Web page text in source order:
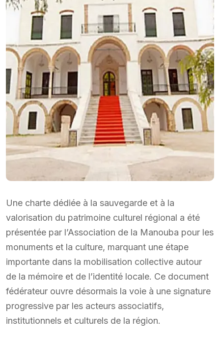
Une charte dédiée à la sauvegarde et à la
valorisation du patrimoine culturel régional a été
présentée par l’Association de la Manouba pour les
monuments et la culture, marquant une étape
importante dans la mobilisation collective autour
de la mémoire et de l’identité locale. Ce document
fédérateur ouvre désormais la voie à une signature
progressive par les acteurs associatifs,
institutionnels et culturels de la région.